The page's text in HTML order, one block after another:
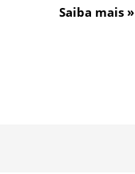
Saiba mais »